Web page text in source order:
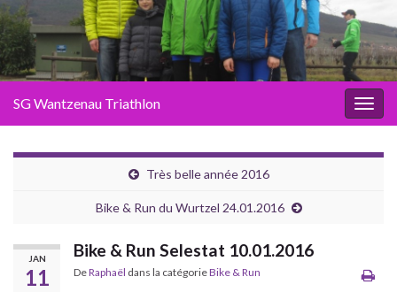
SG Wantzenau Triathlon
Très belle année 2016
Bike & Run du Wurtzel 24.01.2016
JAN
11
Bike & Run Selestat 10.01.2016
DeRaphaël dans la catégorieBike & Run